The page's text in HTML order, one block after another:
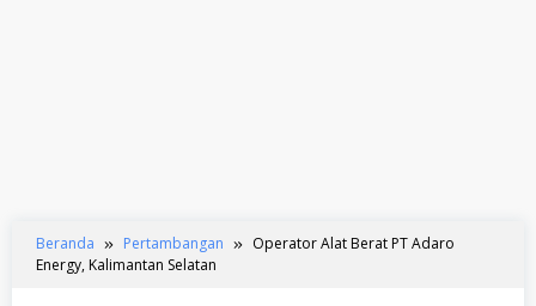
Beranda Pertambangan
Operator Alat Berat PT Adaro
Energy, Kalimantan Selatan